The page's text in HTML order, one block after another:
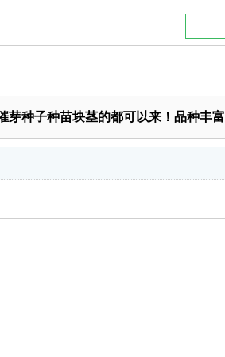
芽种子种苗块茎的都可以来！品种丰富